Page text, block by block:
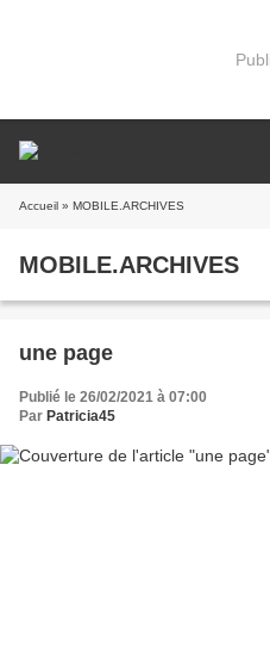
Accueil » MOBILE.ARCHIVES
MOBILE.ARCHIVES
une page
Publié le 26/02/2021 à 07:00
Par Patricia45